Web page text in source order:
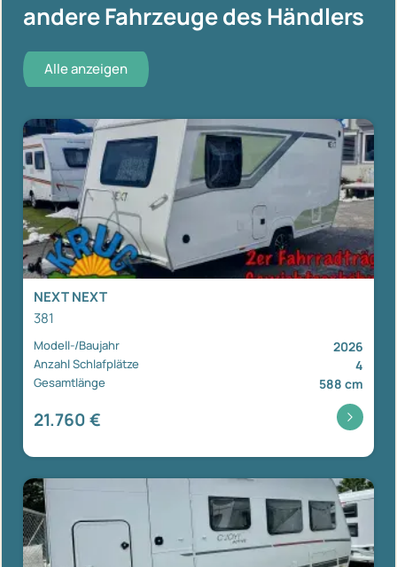
andere Fahrzeuge des Händlers
Alle anzeigen
NEXT NEXT
381
Modell-/Baujahr 2026
Anzahl Schlafplätze 4
Gesamtlänge 588 cm
21.760 €